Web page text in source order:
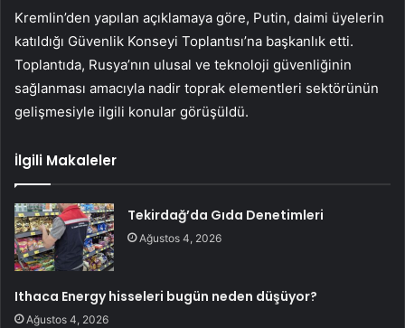
Kremlin’den yapılan açıklamaya göre, Putin, daimi üyelerin
katıldığı Güvenlik Konseyi Toplantısı’na başkanlık etti.
Toplantıda, Rusya’nın ulusal ve teknoloji güvenliğinin
sağlanması amacıyla nadir toprak elementleri sektörünün
gelişmesiyle ilgili konular görüşüldü.
İlgili Makaleler
Tekirdağ’da Gıda Denetimleri
Ağustos 4, 2026
Ithaca Energy hisseleri bugün neden düşüyor?
Ağustos 4, 2026